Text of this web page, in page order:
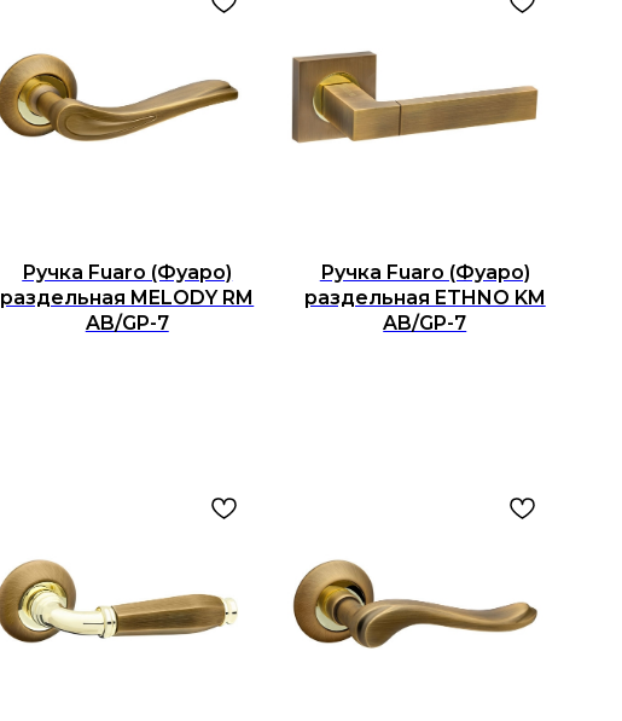
Ручка Fuaro (Фуаро)
раздельная MELODY RM
AB/GP-7
Ручка Fuaro (Фуаро)
раздельная ETHNO KM
AB/GP-7